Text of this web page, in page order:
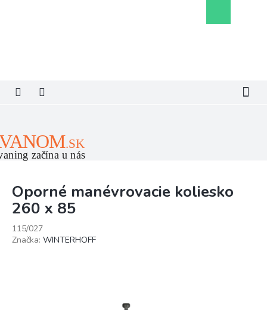
košík
Oporné manévrovacie koliesko
260 x 85
115/027
Značka: WINTERHOFF